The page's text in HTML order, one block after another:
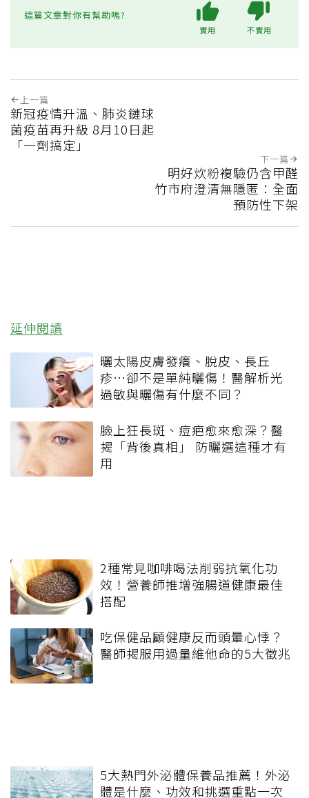
這篇文章對你有幫助嗎?
實用 不實用
上一篇
新冠疫情升溫、肺炎鏈球
菌疫苗再升級 8月10日起
「一劑搞定」
下一篇
明好炊粉複驗仍含甲醛
竹市府澄清無隱匿：全面
預防性下架
延伸閱讀
曬太陽皮膚發癢、脫皮、長丘
疹…卻不是單純曬傷！醫解析光
過敏與曬傷有什麼不同？
臉上狂長斑、痘疤愈來愈深？醫
揭「背後真相」 防曬選這種才有
用
2種常見咖啡喝法削弱抗氧化功
效！營養師推增強腸道健康最佳
搭配
吃保健品顧健康反而頭暈心悸？
醫師揭服用過量維他命的5大徵兆
5大熱門外泌體保養品推薦！外泌
體是什麼、功效和挑選重點一次